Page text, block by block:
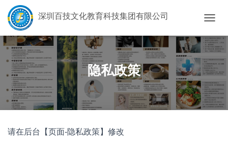
深圳百技文化教育科技集团有限公司
换
导
隐私政策
请在后台【页面-隐私政策】修改